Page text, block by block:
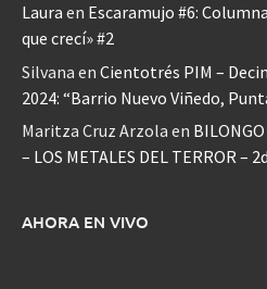
Laura en Escaramujo #6:
que crecí» #2
Silvana en Cientotrés PIM –
2024: “Barrio Nuevo Viñedo,
Maritza Cruz Arzola en
– LOS METALES DEL TERROR –
AHORA EN VIVO